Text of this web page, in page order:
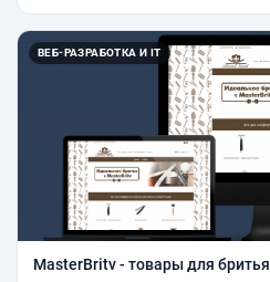
ВЕБ-РАЗРАБОТКА И IT
MasterBritv - товары для бритья